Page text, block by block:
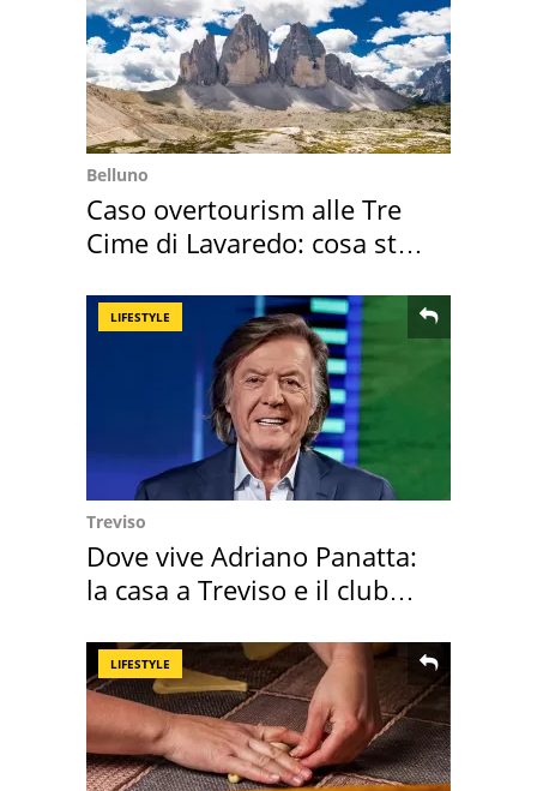
Belluno
Caso overtourism alle Tre
Cime di Lavaredo: cosa sta
LIFESTYLE
Treviso
Dove vive Adriano Panatta:
la casa a Treviso e il club
LIFESTYLE